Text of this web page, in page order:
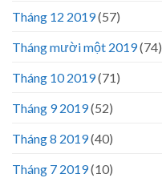
Tháng 12 2019(57)
Tháng mười một 2019(74)
Tháng 10 2019(71)
Tháng 9 2019(52)
Tháng 8 2019(40)
Tháng 7 2019(10)